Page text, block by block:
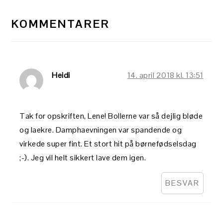
KOMMENTARER
Heidi 14. april 2018 kl. 13:51
Tak for opskriften, Lene! Bollerne var så dejlig bløde
og laekre. Damphaevningen var spandende og
virkede super fint. Et stort hit på børnefødselsdag
;-). Jeg vil helt sikkert lave dem igen.
BESVAR